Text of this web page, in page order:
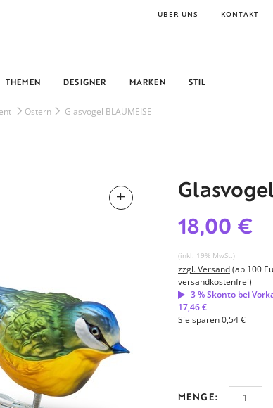
ÜBER UNS KONTAKT
THEMEN DESIGNER MARKEN STIL
Ostern Glasvogel BLAUMEISE
Glasvogel
18,00 €
(inkl. 19% MwSt.)
zzgl. Versand(ab 100
versandkostenfrei)
3 % Skonto bei
17,46 €
Sie sparen 0,54 €
MENGE: